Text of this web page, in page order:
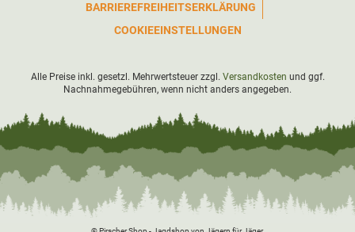
BARRIEREFREIHEITSERKLÄRUNG
COOKIEEINSTELLUNGEN
Alle Preise inkl. gesetzl. Mehrwertsteuer zzgl. Versandkosten und ggf.
Nachnahmegebühren, wenn nicht anders angegeben.